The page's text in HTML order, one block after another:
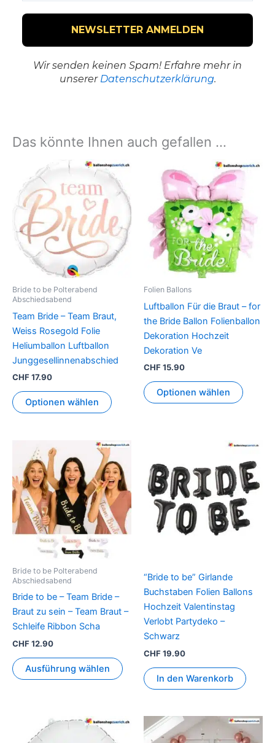
Wir senden keinen Spam! Erfahre mehr in
unserer Datenschutzerklärung.
Das könnte Ihnen auch gefallen …
Bride to be Polterabend
Abschiedsabend
Team Bride – Team Braut,
Weiss Rosegold Folie
Heliumballon Luftballon
Junggesellinnenabschied
CHF17.90
Optionen wählen
Folien Ballons
Luftballon Für die Braut – for
the Bride Ballon Folienballon
Dekoration Hochzeit
Dekoration Ve
CHF15.90
Optionen wählen
Bride to be Polterabend
Abschiedsabend
Bride to be – Team Bride –
Braut zu sein – Team Braut –
Schleife Ribbon Scha
CHF12.90
Ausführung wählen
Dieses
Produkt
weist
mehrere
Varianten
auf.
Die
Produktseite
gewählt
werden
“Bride to be” Girlande
Buchstaben Folien Ballons
Hochzeit Valentinstag
Verlobt Partydeko –
Schwarz
CHF19.90
In den Warenkorb